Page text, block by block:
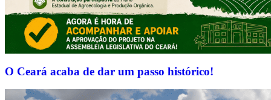
O Ceará acaba de dar um passo histórico!